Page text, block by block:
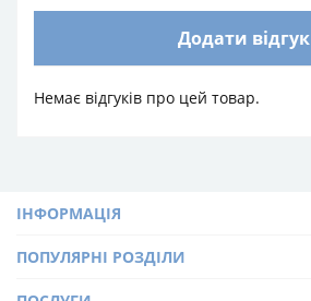
Додати відгук
Немає відгуків про цей товар.
ІНФОРМАЦІЯ
ПОПУЛЯРНІ РОЗДІЛИ